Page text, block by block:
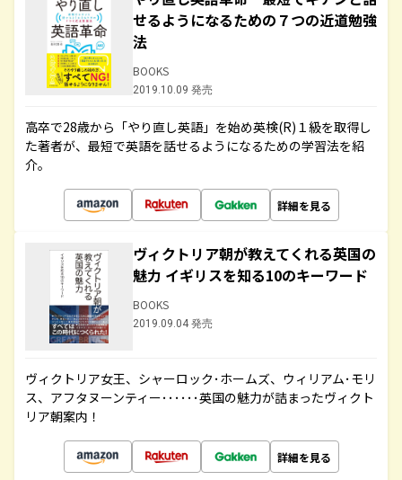
せるようになるための７つの近道勉強
法
BOOKS
2019.10.09 発売
高卒で28歳から「やり直し英語」を始め英検(R)１級を取得し
た著者が、最短で英語を話せるようになるための学習法を紹
介。
詳細を見る
ヴィクトリア朝が教えてくれる英国の
魅力 イギリスを知る10のキーワード
BOOKS
2019.09.04 発売
ヴィクトリア女王、シャーロック･ホームズ、ウィリアム･モリ
ス、アフタヌーンティー･･････英国の魅力が詰まったヴィクト
リア朝案内！
詳細を見る